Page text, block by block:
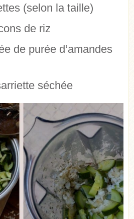
(selon la taille)
de riz
de purée d’amandes
séchée